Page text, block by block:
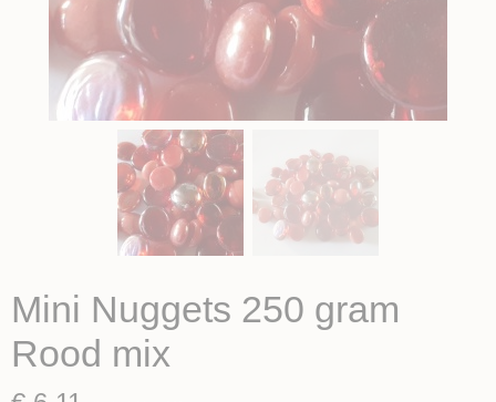
Mini Nuggets 250 gram
Rood mix